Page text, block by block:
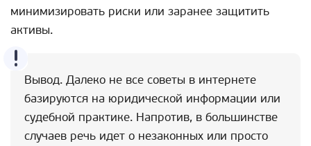
минимизировать риски или заранее защитить
активы.
Вывод. Далеко не все советы в интернете
базируются на юридической информации или
судебной практике. Напротив, в большинстве
случаев речь идет о незаконных или просто